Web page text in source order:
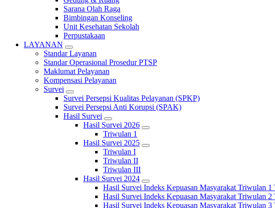
Sarana Olah Raga
Bimbingan Konseling
Unit Kesehatan Sekolah
Perpustakaan
LAYANAN
Standar Layanan
Standar Operasional Prosedur PTSP
Maklumat Pelayanan
Kompensasi Pelayanan
Survei
Survei Persepsi Kualitas Pelayanan (SPKP)
Survei Persepsi Anti Korupsi (SPAK)
Hasil Survei
Hasil Survei 2026
Triwulan 1
Hasil Survei 2025
Triwulan I
Triwulan II
Triwulan III
Hasil Survei 2024
Hasil Survei Indeks Kepuasan Masyarakat Triwulan 1
Hasil Survei Indeks Kepuasan Masyarakat Triwulan 2
Hasil Survei Indeks Kepuasan Masyarakat Triwulan 3